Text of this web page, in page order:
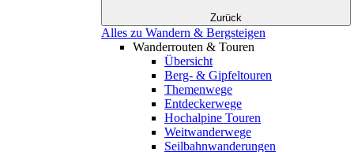
Zurück
Alles zu Wandern & Bergsteigen
Wanderrouten & Touren
Übersicht
Berg- & Gipfeltouren
Themenwege
Entdeckerwege
Hochalpine Touren
Weitwanderwege
Seilbahnwanderungen